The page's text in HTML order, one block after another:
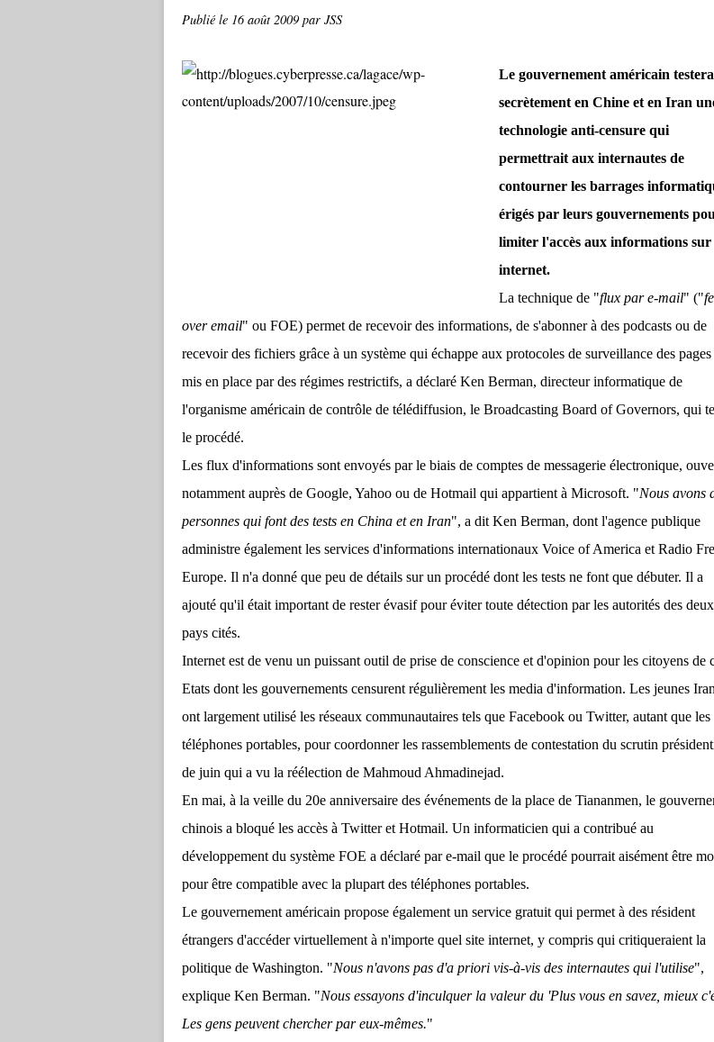
Publié le 16 août 2009 par JSS
Le gouvernement américain
secrètement en Chine et en Iran
technologie anti-censure qui
permettrait aux internautes de
contourner les barrages
érigés par leurs gouvernements
limiter l'accès aux informations sur
internet.
La technique de "flux par e-mail" ("
over email" ou FOE) permet de recevoir des informations, de s'abonner à des podcasts ou de
recevoir des fichiers grâce à un système qui échappe aux protocoles de surveillance des
mis en place par des régimes restrictifs, a déclaré Ken Berman, directeur informatique de
l'organisme américain de contrôle de télédiffusion, le Broadcasting Board of Governors, qui
le procédé.
Les flux d'informations sont envoyés par le biais de comptes de messagerie électronique,
notamment auprès de Google, Yahoo ou de Hotmail qui appartient à Microsoft. "Nous avons
personnes qui font des tests en China et en Iran", a dit Ken Berman, dont l'agence publique
administre également les services d'informations internationaux Voice of America et Radio
Europe. Il n'a donné que peu de détails sur un procédé dont les tests ne font que débuter. Il a
ajouté qu'il était important de rester évasif pour éviter toute détection par les autorités des deux
pays cités.
Internet est de venu un puissant outil de prise de conscience et d'opinion pour les citoyens de
Etats dont les gouvernements censurent régulièrement les media d'information. Les jeunes
ont largement utilisé les réseaux communautaires tels que Facebook ou Twitter, autant que les
téléphones portables, pour coordonner les rassemblements de contestation du scrutin
de juin qui a vu la réélection de Mahmoud Ahmadinejad.
En mai, à la veille du 20e anniversaire des événements de la place de Tiananmen, le
chinois a bloqué les accès à Twitter et Hotmail. Un informaticien qui a contribué au
développement du système FOE a déclaré par e-mail que le procédé pourrait aisément être
pour être compatible avec la plupart des téléphones portables.
Le gouvernement américain propose également un service gratuit qui permet à des résident
étrangers d'accéder virtuellement à n'importe quel site internet, y compris qui critiqueraient la
politique de Washington. "Nous n'avons pas d'a priori vis-à-vis des internautes qui l'utilise",
explique Ken Berman. "Nous essayons d'inculquer la valeur du 'Plus vous en savez, mieux
Les gens peuvent chercher par eux-mêmes."